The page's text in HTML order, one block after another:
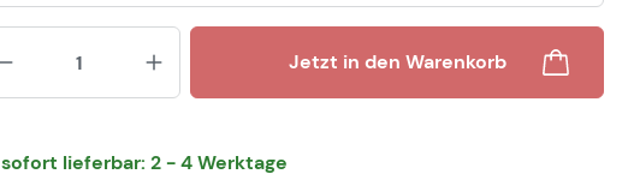
Produkt Anzahl: Gib den
Jetzt in den Warenkorb
sofort lieferbar: 2 - 4 Werktage